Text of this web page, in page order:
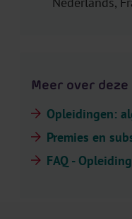
Meer over
Opleidingen:
Premies en
FAQ -